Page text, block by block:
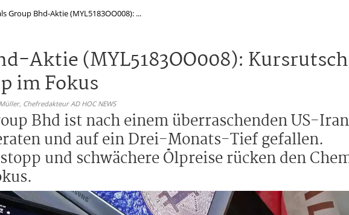
Group Bhd-Aktie (MYL5183OO008): ...
Aktie (MYL5183OO008):
im Fokus
Chefredakteur AD HOC NEWS
Bhd ist nach einem überraschenden US-
und auf ein Drei-Monats-Tief gefallen.
und schwächere Ölpreise rücken den